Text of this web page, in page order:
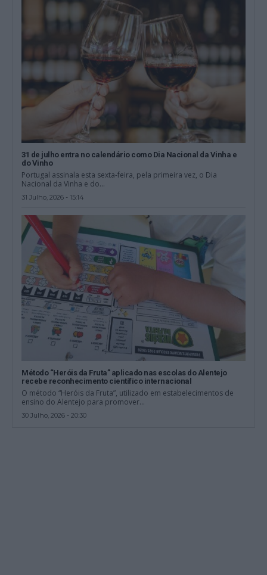
31 de julho entra no calendário como Dia Nacional da Vinha e
do Vinho
Portugal assinala esta sexta-feira, pela primeira vez, o Dia
Nacional da Vinha e do...
31 Julho, 2026 - 15:14
Método “Heróis da Fruta” aplicado nas escolas do Alentejo
recebe reconhecimento científico internacional
O método “Heróis da Fruta”, utilizado em estabelecimentos de
ensino do Alentejo para promover...
30 Julho, 2026 - 20:30